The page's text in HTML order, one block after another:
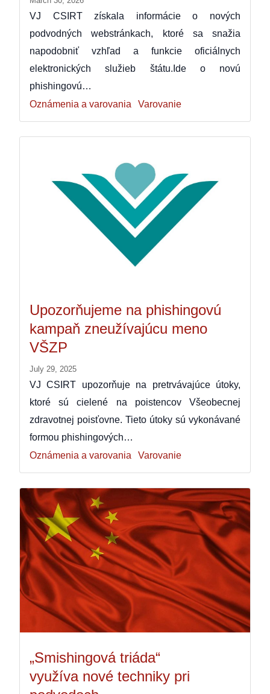
VJ CSIRT získala informácie o nových
podvodných webstránkach, ktoré sa snažia
napodobniť vzhľad a funkcie oficiálnych
elektronických služieb štátu.Ide o novú
phishingovú…
Oznámenia a varovania
Varovanie
Upozorňujeme na phishingovú
kampaň zneužívajúcu meno
VŠZP
July 29, 2025
VJ CSIRT upozorňuje na pretrvávajúce útoky,
ktoré sú cielené na poistencov Všeobecnej
zdravotnej poisťovne. Tieto útoky sú vykonávané
formou phishingových…
Oznámenia a varovania
Varovanie
„Smishingová triáda“
využíva nové techniky pri